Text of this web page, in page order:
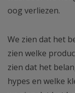
oog verliezen.
We zien dat het
zien welke
zien dat het
hypes en welke